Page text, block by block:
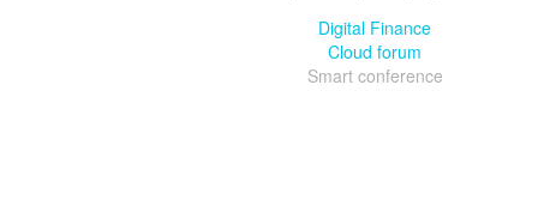
Digital Finance
Cloud forum
Smart conference